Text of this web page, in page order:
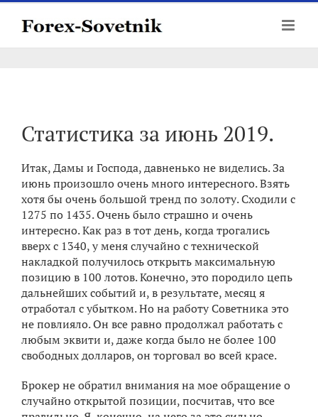
Skip
Статистика за июнь 2019.
Итак, Дамы и Господа, давненько не виделись. За
июнь произошло очень много интересного. Взять
хотя бы очень большой тренд по золоту. Сходили с
1275 по 1435. Очень было страшно и очень
интересно. Как раз в тот день, когда трогались
вверх с 1340, у меня случайно с технической
накладкой получилось открыть максимальную
позицию в 100 лотов. Конечно, это породило цепь
дальнейших событий и, в результате, месяц я
отработал с убытком. Но на работу Советника это
не повлияло. Он все равно продолжал работать с
любым эквити и, даже когда было не более 100
свободных долларов, он торговал во всей красе.
Брокер не обратил внимания на мое обращение о
случайно открытой позиции, посчитав, что все